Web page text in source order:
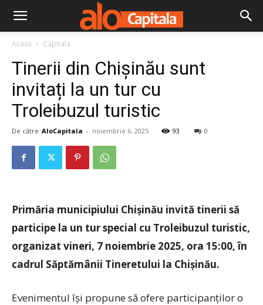
Acasă Capitala
Tinerii din Chișinău sunt
invitați la un tur cu
Troleibuzul turistic
De către AloCapitala - noiembrie 6, 2025 93 0
Primăria municipiului Chișinău invită tinerii să
participe la un tur special cu Troleibuzul turistic,
organizat vineri, 7 noiembrie 2025, ora 15:00, în
cadrul Săptămânii Tineretului la Chișinău.
Evenimentul își propune să ofere participanților o